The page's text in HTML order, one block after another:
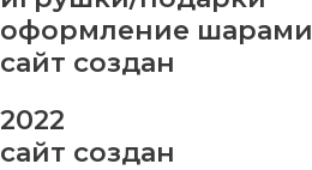
оформление шарами
сайт создан
2022
сайт создан